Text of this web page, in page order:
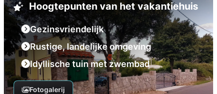
Hoogtepunten van het vakantiehuis
Gezinsvriendelijk
Rustige, landelijke omgeving
Idyllische tuin met zwembad
Fotogalerij